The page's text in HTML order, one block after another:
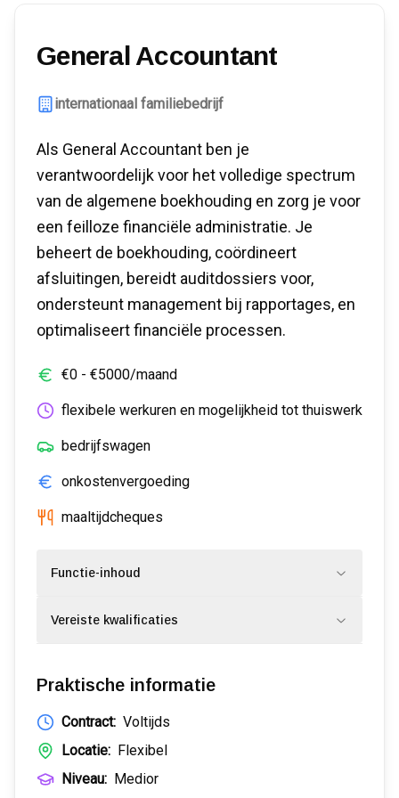
General Accountant
internationaal familiebedrijf
Als General Accountant ben je
verantwoordelijk voor het volledige spectrum
van de algemene boekhouding en zorg je voor
een feilloze financiële administratie. Je
beheert de boekhouding, coördineert
afsluitingen, bereidt auditdossiers voor,
ondersteunt management bij rapportages, en
optimaliseert financiële processen.
€0 - €5000/maand
flexibele werkuren en mogelijkheid tot thuiswerk
bedrijfswagen
onkostenvergoeding
maaltijdcheques
Functie-inhoud
Vereiste kwalificaties
Praktische informatie
Contract: Voltijds
Locatie: Flexibel
Niveau: Medior